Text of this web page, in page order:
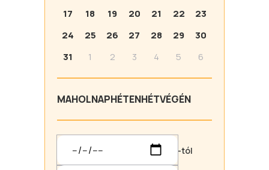
17
18 19 20 21 22
23
24
25 26 27 28 29
30
31
1 2 3 4 5 6
MAHOLNAPHÉTENHÉTVÉGÉN
-tól